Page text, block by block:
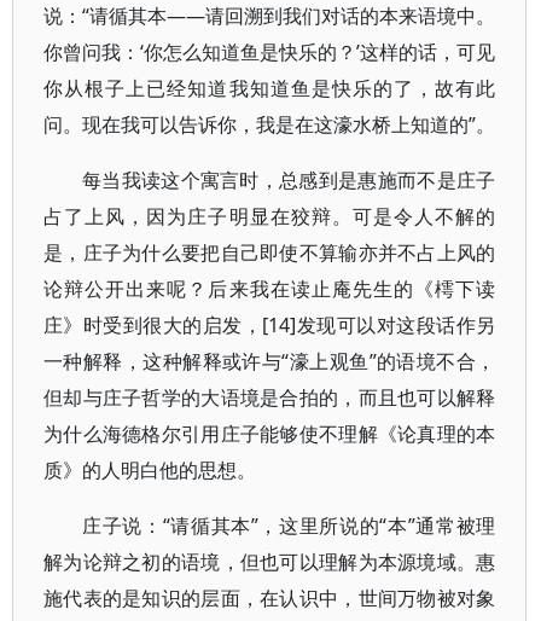
说：“请循其本――请回溯到我们对话的本来语境中。
你曾问我：‘你怎么知道鱼是快乐的？’这样的话，可见
你从根子上已经知道我知道鱼是快乐的了，故有此
问。现在我可以告诉你，我是在这濠水桥上知道的”。
每当我读这个寓言时，总感到是惠施而不是庄子
占了上风，因为庄子明显在狡辩。可是令人不解的
是，庄子为什么要把自己即使不算输亦并不占上风的
论辩公开出来呢？后来我在读止庵先生的《樗下读
庄》时受到很大的启发，[14]发现可以对这段话作另
一种解释，这种解释或许与“濠上观鱼”的语境不合，
但却与庄子哲学的大语境是合拍的，而且也可以解释
为什么海德格尔引用庄子能够使不理解《论真理的本
质》的人明白他的思想。
庄子说：“请循其本”，这里所说的“本”通常被理
解为论辩之初的语境，但也可以理解为本源境域。惠
施代表的是知识的层面，在认识中，世间万物被对象